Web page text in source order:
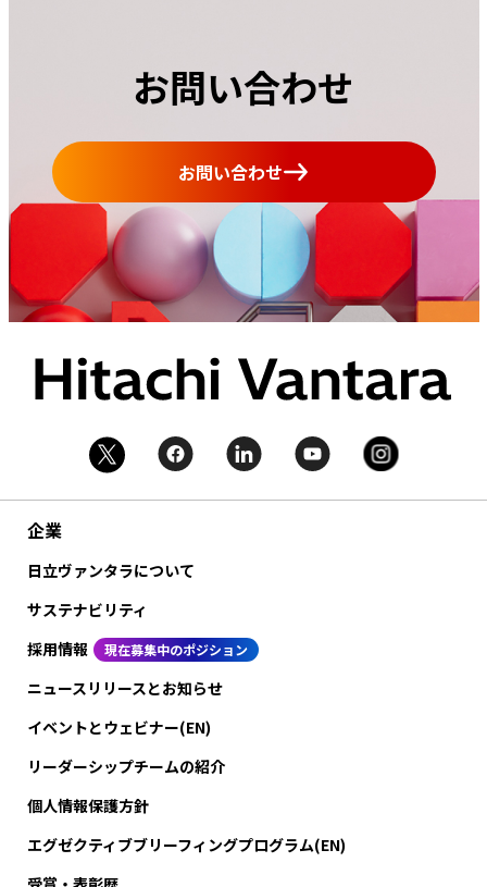
お問い合わせ
お問い合わせ
企業
日立ヴァンタラについて
サステナビリティ
採用情報
現在募集中のポジション
ニュースリリースとお知らせ
イベントとウェビナー(EN)
リーダーシップチームの紹介
個人情報保護方針
エグゼクティブブリーフィングプログラム(EN)